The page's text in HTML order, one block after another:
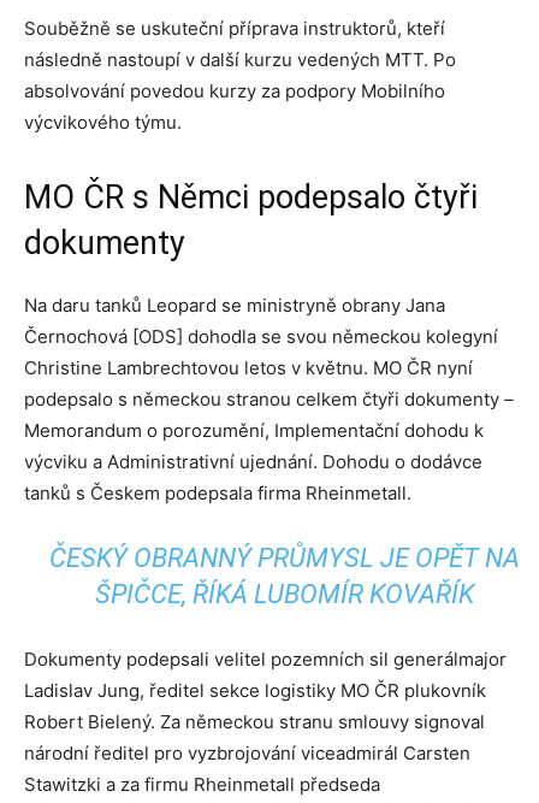
Souběžně se uskuteční příprava instruktorů, kteří
následně nastoupí v další kurzu vedených MTT. Po
absolvování povedou kurzy za podpory Mobilního
výcvikového týmu.
MO ČR s Němci podepsalo čtyři
dokumenty
Na daru tanků Leopard se ministryně obrany Jana
Černochová [ODS] dohodla se svou německou kolegyní
Christine Lambrechtovou letos v květnu. MO ČR nyní
podepsalo s německou stranou celkem čtyři dokumenty –
Memorandum o porozumění, Implementační dohodu k
výcviku a Administrativní ujednání. Dohodu o dodávce
tanků s Českem podepsala firma Rheinmetall.
ČESKÝ OBRANNÝ PRŮMYSL JE OPĚT NA
ŠPIČCE, ŘÍKÁ LUBOMÍR KOVAŘÍK
Dokumenty podepsali velitel pozemních sil generálmajor
Ladislav Jung, ředitel sekce logistiky MO ČR plukovník
Robert Bielený. Za německou stranu smlouvy signoval
národní ředitel pro vyzbrojování viceadmirál Carsten
Stawitzki a za firmu Rheinmetall předseda